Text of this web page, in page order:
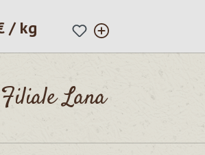
/ kg
Filiale Lana